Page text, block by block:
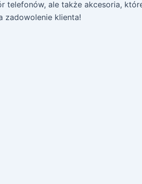
ale także akcesoria,
zadowolenie klienta!